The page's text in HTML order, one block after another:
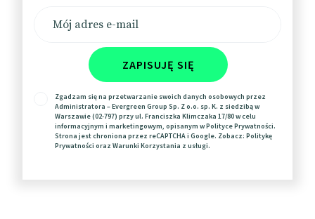
30 mln dolarów dla polskiej firmy z
branży medycznej
Infermedica pozyskała $30 mln na rozwój narzędzia
opartego na AI, które pozwala na wstępną diagnozę
pacjentów. Rozwiązanie powstało, by odciążyć
personel medyczny dzięki automatyzacji, a
ZAPISUJĘ SIĘ
Zgadzam się na przetwarzanie swoich danych osobowych przez
Administratora – Evergreen Group Sp. Z o.o. sp. K. z siedzibą w
Warszawie (02-797) przy ul. Franciszka Klimczaka 17/80 w celu
informacyjnym i marketingowym, opisanym wPolityce Prywatności.
Strona jest chroniona przez reCAPTCHA i Google. Zobacz: Politykę
Prywatności oraz Warunki Korzystania z usługi.